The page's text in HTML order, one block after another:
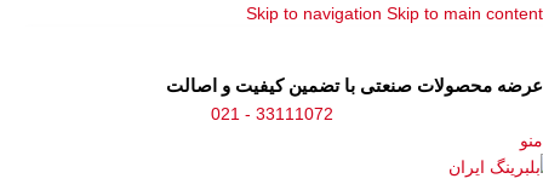
Skip to navigation Skip to main content
عرضه محصولات صنعتی با تضمین کیفیت و اصالت
33111072 - 021
منو